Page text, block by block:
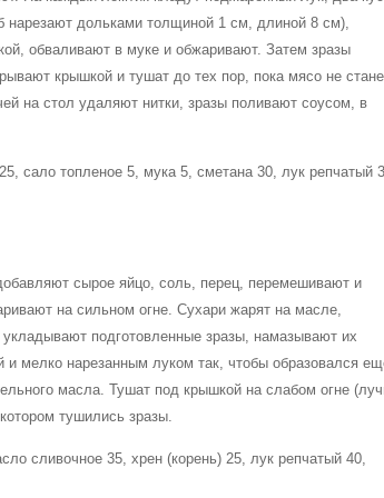
нарезают дольками толщиной 1 см, длиной 8 см),
обваливают в муке и обжаривают. Затем зразы
крышкой и тушат до тех пор, пока мясо не
на стол удаляют нитки, зразы поливают соусом, в
сало топленое 5, мука 5, сметана 30, лук репчатый
сырое яйцо, соль, перец, перемешивают и
на сильном огне. Сухари жарят на масле,
подготовленные зразы, намазывают их
мелко нарезанным луком так, чтобы образовался
масла. Тушат под крышкой на слабом огне
тушились зразы.
сливочное 35, хрен (корень) 25, лук репчатый 40,